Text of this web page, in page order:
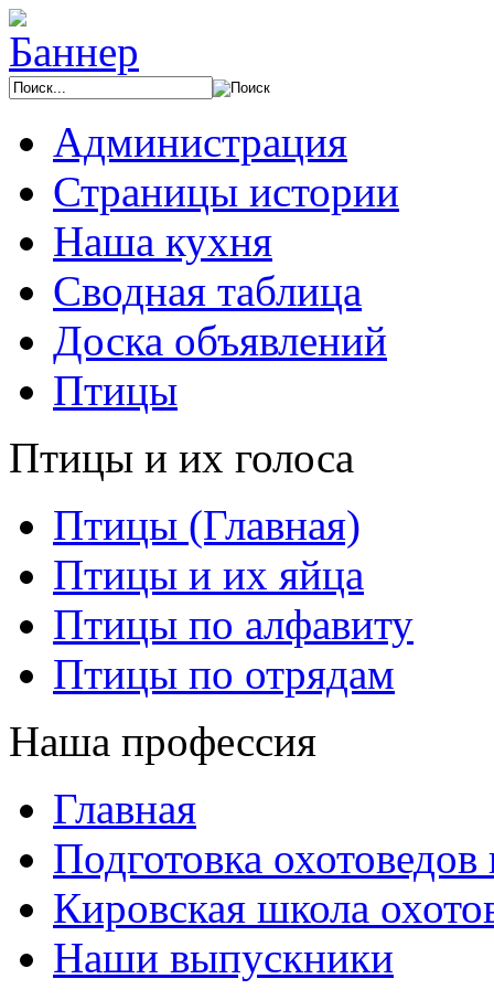
Администрация
Страницы истории
Наша кухня
Сводная таблица
Доска объявлений
Птицы
Птицы и их голоса
Птицы (Главная)
Птицы и их яйца
Птицы по алфавиту
Птицы по отрядам
Наша профессия
Главная
Подготовка
Кировская школа
Наши выпускники